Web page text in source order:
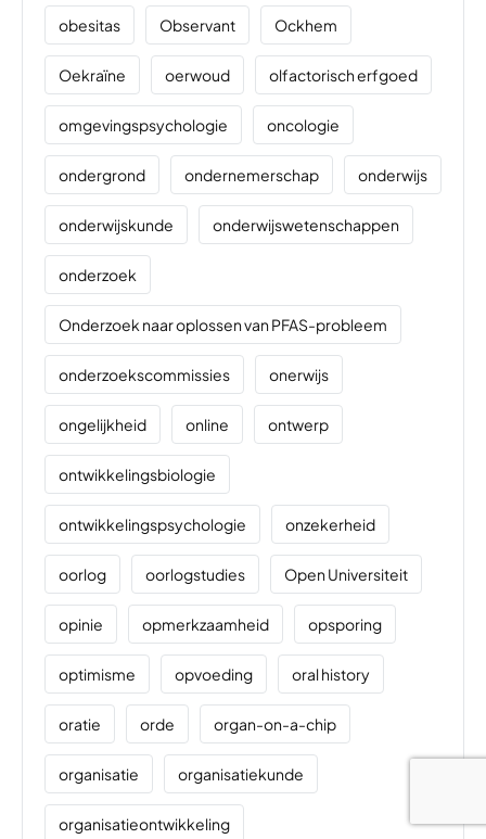
obesitas Observant Ockhem
Oekraïne oerwoud olfactorisch erfgoed
omgevingspsychologie oncologie
ondergrond ondernemerschap onderwijs
onderwijskunde onderwijswetenschappen
onderzoek
Onderzoek naar oplossen van PFAS-probleem
onderzoekscommissies onerwijs
ongelijkheid online ontwerp
ontwikkelingsbiologie
ontwikkelingspsychologie onzekerheid
oorlog oorlogstudies Open Universiteit
opinie opmerkzaamheid opsporing
optimisme opvoeding oral history
oratie orde organ-on-a-chip
organisatie organisatiekunde
organisatieontwikkeling